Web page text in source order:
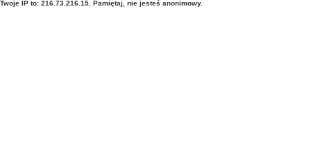
Twoje IP to: 216.73.216.15. Pamiętaj, nie jesteś anonimowy.